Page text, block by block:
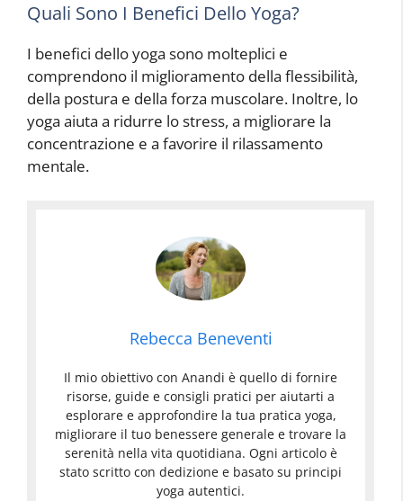
Quali Sono I Benefici Dello Yoga?
I benefici dello yoga sono molteplici e
comprendono il miglioramento della flessibilità,
della postura e della forza muscolare. Inoltre, lo
yoga aiuta a ridurre lo stress, a migliorare la
concentrazione e a favorire il rilassamento
mentale.
Rebecca Beneventi
Il mio obiettivo con Anandi è quello di fornire
risorse, guide e consigli pratici per aiutarti a
esplorare e approfondire la tua pratica yoga,
migliorare il tuo benessere generale e trovare la
serenità nella vita quotidiana. Ogni articolo è
stato scritto con dedizione e basato su principi
yoga autentici.